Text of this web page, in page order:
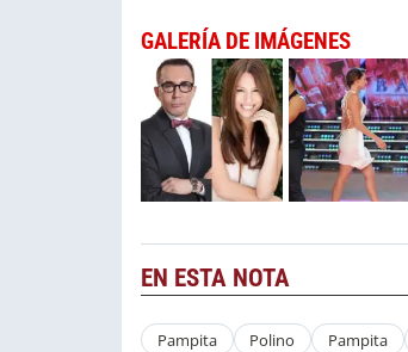
GALERÍA DE IMÁGENES
EN ESTA NOTA
Pampita Polino Pampita